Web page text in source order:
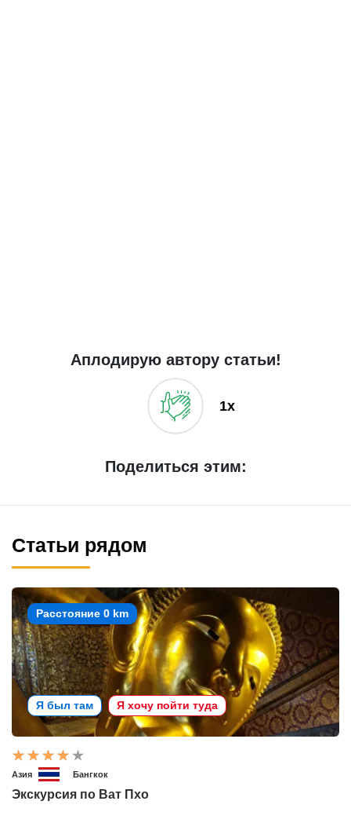
Аплодирую автору статьи!
1x
Поделиться этим:
Статьи рядом
Расстояние 0 km
Я был там Я хочу пойти туда
Азия Бангкок
Экскурсия по Ват Пхо